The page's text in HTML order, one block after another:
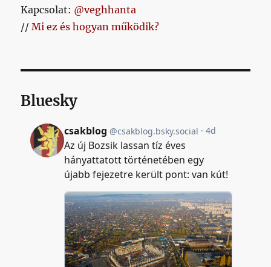
Kapcsolat: @veghhanta
//Mi ez és hogyan működik?
Bluesky